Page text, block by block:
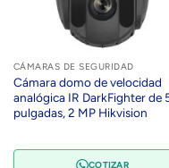
CÁMARAS DE SEGURIDAD
Cámara domo de velocidad
analógica IR DarkFighter de
pulgadas, 2 MP Hikvision
COTIZAR